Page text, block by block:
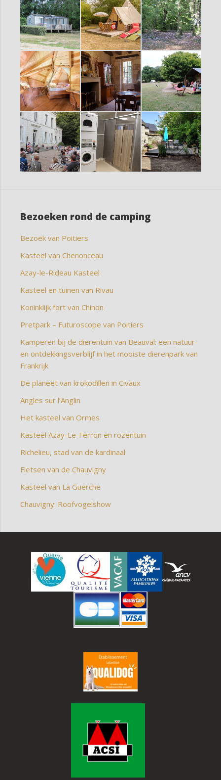
Bezoeken rond de camping
Bezoek van Poitiers
Kasteel van Chenonceau
Azay-le-Rideau Kasteel
Kasteel en tuinen van Rivau
Koninklijk fort van Chinon
Pretpark – Futuroscope van Poitiers
Kamperen bij de dierentuin van Beauval: een natuur-
en ontdekkingsverblijf in het mooiste dierenpark van
Frankrijk
De planeet van krokodillen in Civaux
Angles sur l’Anglin
Het kasteel van Ormes
Kasteel Azay-Le-Ferron en rozentuin
Richelieu, stad van de kardinaal
Fietsen van de Chauvigny
Kasteel van La Guerche
Chauvigny: Roofvogelshow